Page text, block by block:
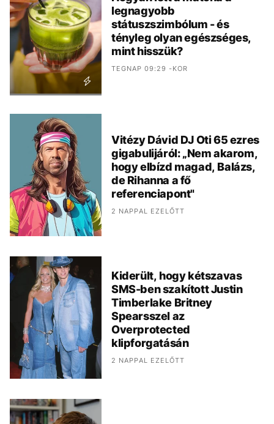
legnagyobb
státuszszimbólum - és
tényleg olyan egészséges,
mint hisszük?
TEGNAP 09:29 -KOR
Vitézy Dávid DJ Oti 65 ezres
gigabulijáról: „Nem akarom,
hogy elbízd magad, Balázs,
de Rihanna a fő
referenciapont"
2 NAPPAL EZELŐTT
Kiderült, hogy kétszavas
SMS-ben szakított Justin
Timberlake Britney
Spearsszel az
Overprotected
klipforgatásán
2 NAPPAL EZELŐTT